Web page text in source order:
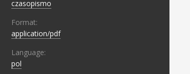
czasopismo
Format:
application/pdf
Language:
pol